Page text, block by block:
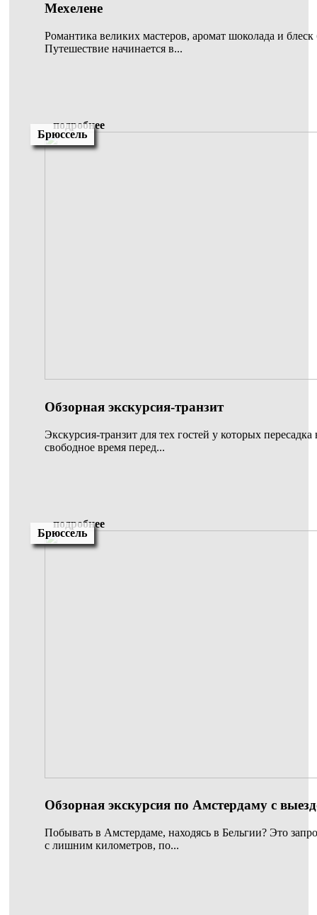
Мехелене
Романтика великих мастеров, аромат шоколада и
Путешествие начинается в...
подробнее
Брюссель
Обзорная экскурсия-транзит
Экскурсия-транзит для тех гостей у которых
свободное время перед...
подробнее
Брюссель
Обзорная экскурсия по Амстердаму с
Побывать в Амстердаме, находясь в Бельгии? Это
с лишним километров, по...